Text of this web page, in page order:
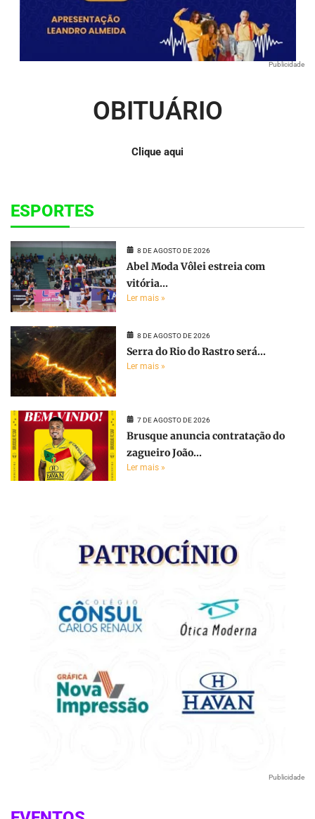
Publicidade
OBITUÁRIO
Clique aqui
ESPORTES
8 DE AGOSTO DE 2026
Abel Moda Vôlei estreia com
vitória...
Ler mais »
8 DE AGOSTO DE 2026
Serra do Rio do Rastro será...
Ler mais »
7 DE AGOSTO DE 2026
Brusque anuncia contratação do
zagueiro João...
Ler mais »
Publicidade